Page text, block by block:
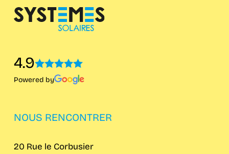
4.9
Powered by
NOUS RENCONTRER
20 Rue le Corbusier